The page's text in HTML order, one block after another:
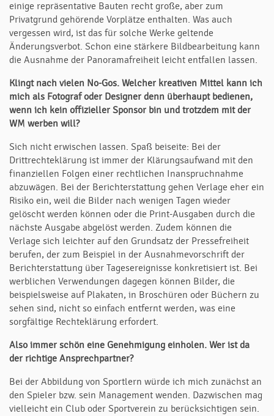
einige repräsentative Bauten recht große, aber zum
Privatgrund gehörende Vorplätze enthalten. Was auch
vergessen wird, ist das für solche Werke geltende
Änderungsverbot. Schon eine stärkere Bildbearbeitung kann
die Aus­nahme der Panoramafreiheit leicht entfallen lassen.
Klingt nach vielen No-Gos. Welcher kreativen Mittel kann ich
mich als Fotograf oder Designer denn überhaupt bedienen,
wenn ich kein offizieller Sponsor bin und trotzdem mit der
WM werben will?
Sich nicht erwischen lassen. Spaß beiseite: Bei der
Drittrechteklärung ist immer der Klärungsaufwand mit den
finanziellen Folgen einer rechtlichen Inanspruch­nah­me
abzuwägen. Bei der Berichterstattung gehen Verlage eher ein
Risiko ein, weil die Bilder nach wenigen Tagen wieder
gelöscht werden können oder die Print-Ausgaben durch die
nächste Ausgabe abgelöst werden. Zudem können die
Verlage sich leichter auf den Grundsatz der Pressefreiheit
berufen, der zum Beispiel in der Ausnahmevorschrift der
Berichterstattung über Tagesereignisse konkretisiert ist. Bei
werblichen Verwendungen dagegen können Bilder, die
beispielsweise auf Plakaten, in Broschüren oder Büchern zu
sehen sind, nicht so einfach entfernt werden, was eine
sorgfältige Rechteklärung erfordert.
Also immer schön eine Genehmigung einholen. Wer ist da
der richtige Ansprech­part­ner?
Bei der Abbildung von Sportlern würde ich mich zunächst an
den Spieler bzw. sein Management wenden. Dazwischen mag
vielleicht ein Club oder Sportverein zu berücksichtigen sein.